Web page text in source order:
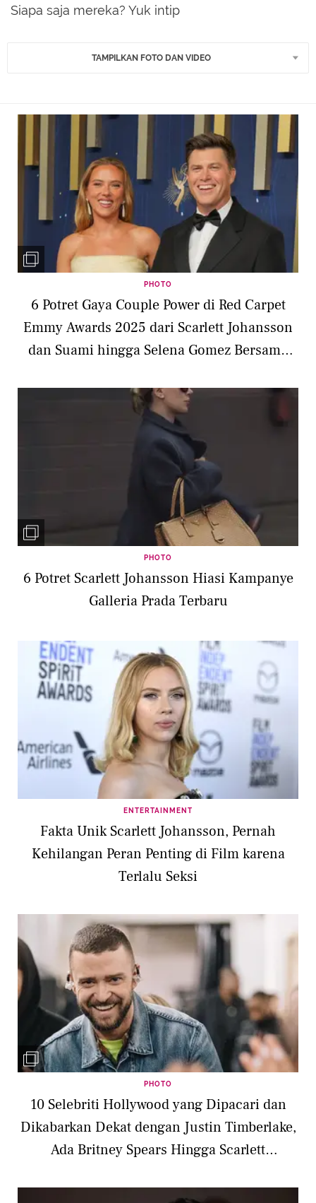
Siapa saja mereka? Yuk intip
TAMPILKAN FOTO DAN VIDEO
PHOTO
6 Potret Gaya Couple Power di Red Carpet
Emmy Awards 2025 dari Scarlett Johansson
dan Suami hingga Selena Gomez Bersama
PHOTO
6 Potret Scarlett Johansson Hiasi Kampanye
Galleria Prada Terbaru
ENTERTAINMENT
Fakta Unik Scarlett Johansson, Pernah
Kehilangan Peran Penting di Film karena
Terlalu Seksi
PHOTO
10 Selebriti Hollywood yang Dipacari dan
Dikabarkan Dekat dengan Justin Timberlake,
Ada Britney Spears Hingga Scarlett